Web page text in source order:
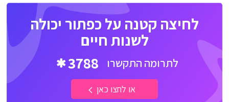
לחיצה קטנה על כפתור יכולה
לשנות חיים
לתרומה התקשרו 3788
או לחצו כאן